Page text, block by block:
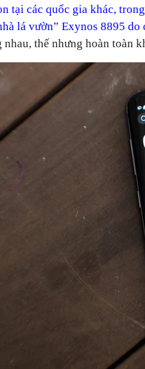
tại các quốc gia khác,
lá vườn” Exynos 8895 do
nhau, thế nhưng hoàn toàn